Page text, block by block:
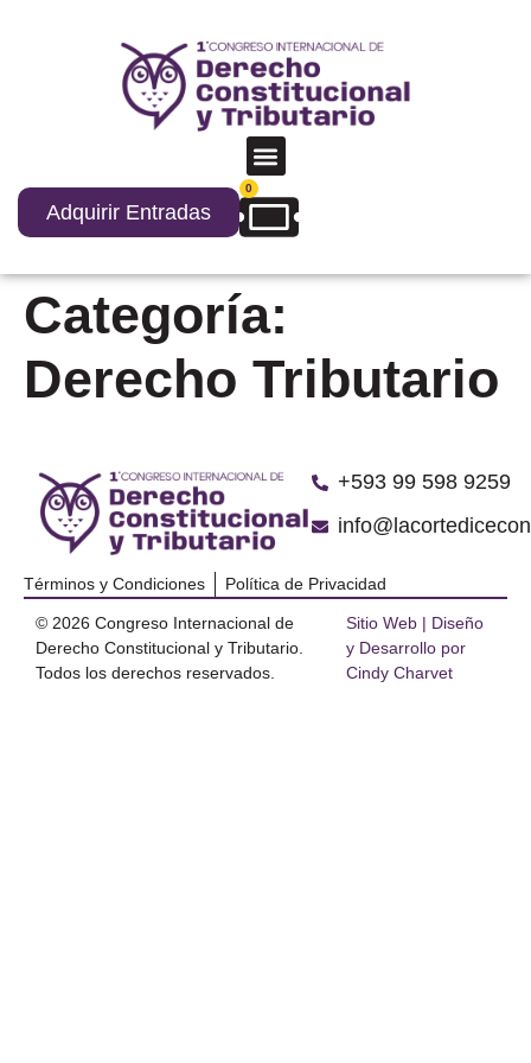
Adquirir Entradas
0
Categoría:
Derecho Tributario
‪+593 99 598 9259‬
Términos y Condiciones Política de Privacidad
© 2026 Congreso Internacional de
Derecho Constitucional y Tributario.
Todos los derechos reservados.
Sitio Web | Diseño
y Desarrollo por
Cindy Charvet